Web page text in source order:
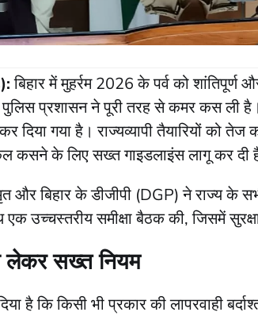
बिहार में मुहर्रम 2026 के पर्व को शांतिपूर्ण
प्रशासन ने पूरी तरह से कमर कस ली
दिया गया है। राज्यव्यापी तैयारियों को
कसने के लिए सख्त गाइडलाइंस लागू कर दी
और बिहार के डीजीपी (DGP) ने राज्य के
उच्चस्तरीय समीक्षा बैठक की, जिसमें
लेकर सख्त नियम
है कि किसी भी प्रकार की लापरवाही